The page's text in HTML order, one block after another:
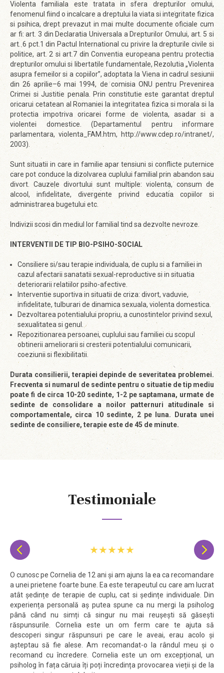
Violenta familiala este tratata in sfera drepturilor omului,
fenomenul fiind o incalcare a dreptului la viata si integritate fizica
si psihica, drept prevazut in mai multe documente oficiale cum
ar fi: art. 3 din Declaratia Universala a Drepturilor Omului, art. 5 si
art. 6 pct.1 din Pactul International cu privire la drepturile civile si
politice, art. 2 si art.7 din Conventia europeana pentru protectia
drepturilor omului si libertatile fundamentale, Rezolutia „Violenta
asupra femeilor si a copiilor”, adoptata la Viena in cadrul sesiunii
din 26 aprilie–6 mai 1994, de comisia ONU pentru Prevenirea
Crimei si Justitie penala. Prin constitutie este garantat dreptul
oricarui cetatean al Romaniei la integritatea fizica si morala si la
protectia impotriva oricarei forme de violenta, asadar si a
violentei domestice. (Departamentul pentru informare
parlamentara, violenta_FAM.htm, http://www.cdep.ro/intranet/,
2003).
Sunt situatii in care in familie apar tensiuni si conflicte puternice
care pot conduce la dizolvarea cuplului familial prin abandon sau
divort. Cauzele divortului sunt multiple: violenta, consum de
alcool, infidelitate, divergente privind educatia copiilor si
administrarea bugetului etc.
Indivizii scosi din mediul lor familial tind sa dezvolte nevroze.
INTERVENTII DE TIP BIO-PSIHO-SOCIAL
Consiliere si/sau terapie individuala, de cuplu si a familiei in
cazul afectarii sanatatii sexual-reproductive si in situatia
deteriorarii relatiilor psiho-afective.
Interventie suportiva in situatii de criza: divort, vaduvie,
infidelitate, tulburari de dinamica sexuala, violenta domestica.
Dezvoltarea potentialului propriu, a cunostintelor privind sexul,
sexualitatea si genul.
Repozitionarea persoanei, cuplului sau familiei cu scopul
obtinerii ameliorarii si cresterii potentialului comunicarii,
coeziunii si flexibilitatii.
Durata consilierii, terapiei depinde de severitatea problemei.
Frecventa si numarul de sedinte pentru o situatie de tip mediu
poate fi de circa 10-20 sedinte, 1-2 pe saptamana, urmate de
sedinte de consolidare a noilor patternuri atitudinale si
comportamentale, circa 10 sedinte, 2 pe luna. Durata unei
sedinte de consiliere, terapie este de 45 de minute.
Testimoniale
★★★★★
O cunosc pe Cornelia de 12 ani și am ajuns la ea ca recomandare
a unei prietene foarte bune. Ea este terapeutul cu care am lucrat
atât ședințe de terapie de cuplu, cat si ședințe individuale. Din
experiența personală aș putea spune ca nu mergi la psiholog
până când nu simți că singur nu mai reușești să găsești
răspunsurile. Cornelia este un om ferm care te ajuta să
descoperi singur răspunsuri pe care le aveai, erau acolo și
așteptau să fie alese. Am recomandat-o la rândul meu și o
recomand cu încredere. Cornelia este un om excepțional, un
psiholog în fața căruia îți poți încredința provocarea vieții și de la
 